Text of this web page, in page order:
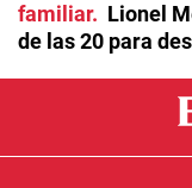
familiar
Lionel
de las 20 para